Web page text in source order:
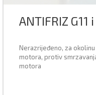
ANTIFRIZ G11 i
Nerazrijeđeno, za
motora, protiv
motora